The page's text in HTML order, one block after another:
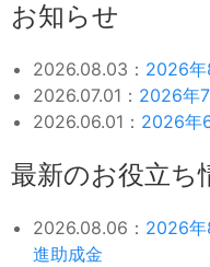
お知らせ
2026.08.03： 2026年
2026.07.01： 2026年
2026.06.01： 2026年
最新のお役立ち
2026.08.06： 2026
進助成金